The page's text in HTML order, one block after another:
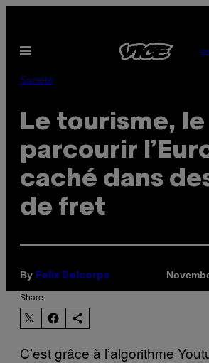
content
Open
Société
Le tourisme, le
parcourir
caché dans
de fret
By Felix Delcorps
Share:
C’est grâce à l’algorithme